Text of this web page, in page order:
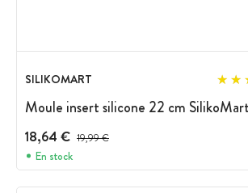
SILIKOMART
Moule insert silicone 22 cm
18,64 € Prix avant réduction :
19,99 €
En stock